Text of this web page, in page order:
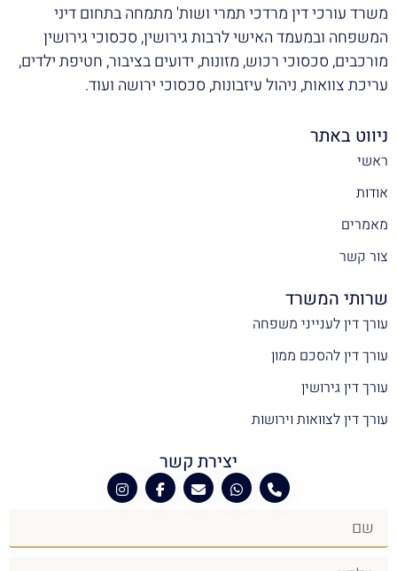
משרד עורכי דין מרדכי תמרי ושות' מתמחה בתחום דיני
המשפחה ובמעמד האישי לרבות גירושין, סכסוכי גירושין
מורכבים, סכסוכי רכוש, מזונות, ידועים בציבור, חטיפת ילדים,
עריכת צוואות, ניהול עיזבונות, סכסוכי ירושה ועוד.
ניווט באתר
ראשי
אודות
מאמרים
צור קשר
שרותי המשרד
עורך דין לענייני משפחה
עורך דין להסכם ממון
עורך דין גירושין
עורך דין לצוואות וירושות
יצירת קשר